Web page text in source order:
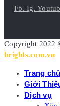
Fb. Ig.
Copyright 2022
brights.com.vn
Trang chủ
Giới
Dịch vụ